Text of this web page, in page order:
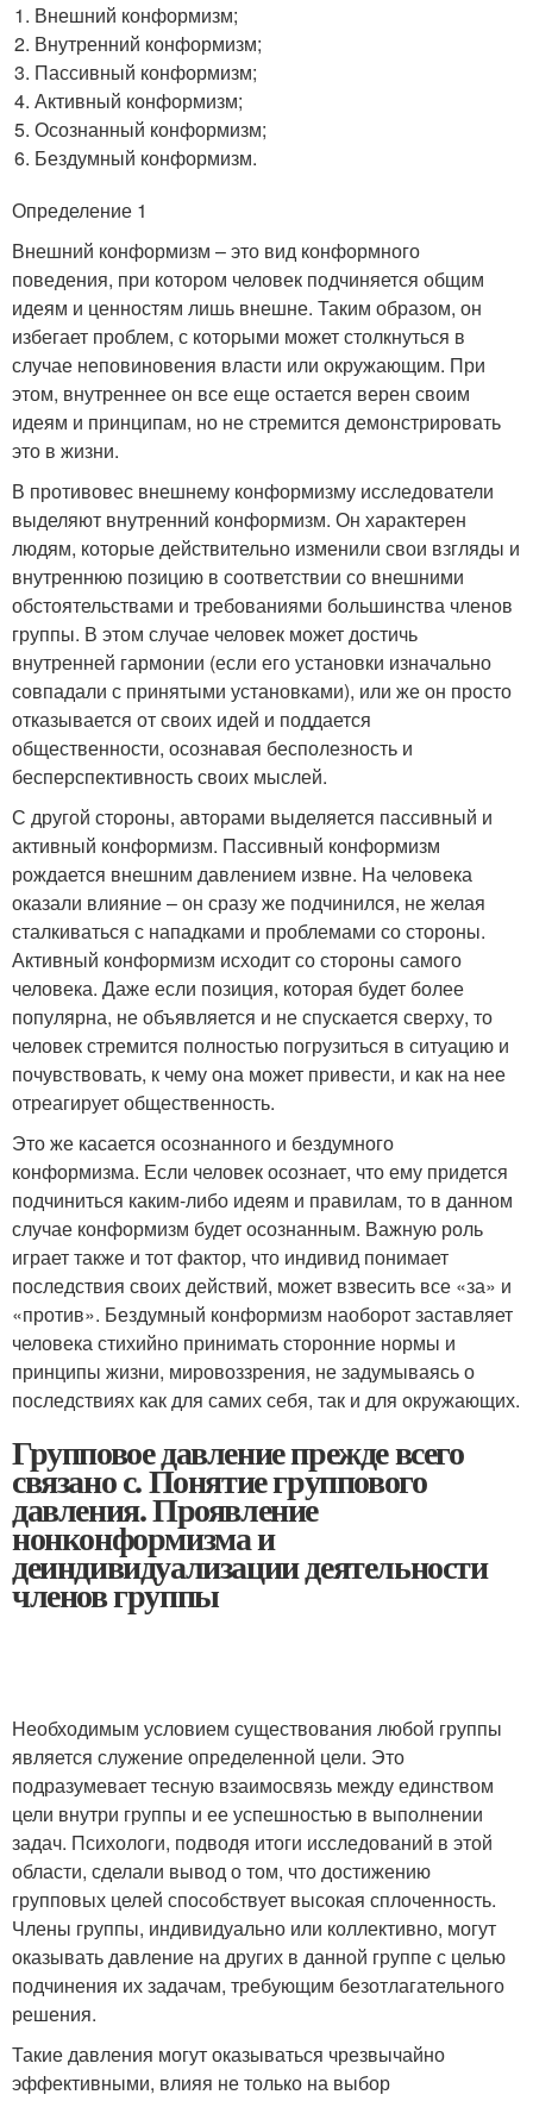
Внешний конформизм;
Внутренний конформизм;
Пассивный конформизм;
Активный конформизм;
Осознанный конформизм;
Бездумный конформизм.
Определение 1
Внешний конформизм – это вид конформного
поведения, при котором человек подчиняется общим
идеям и ценностям лишь внешне. Таким образом, он
избегает проблем, с которыми может столкнуться в
случае неповиновения власти или окружающим. При
этом, внутреннее он все еще остается верен своим
идеям и принципам, но не стремится демонстрировать
это в жизни.
В противовес внешнему конформизму исследователи
выделяют внутренний конформизм. Он характерен
людям, которые действительно изменили свои взгляды и
внутреннюю позицию в соответствии со внешними
обстоятельствами и требованиями большинства членов
группы. В этом случае человек может достичь
внутренней гармонии (если его установки изначально
совпадали с принятыми установками), или же он просто
отказывается от своих идей и поддается
общественности, осознавая бесполезность и
бесперспективность своих мыслей.
С другой стороны, авторами выделяется пассивный и
активный конформизм. Пассивный конформизм
рождается внешним давлением извне. На человека
оказали влияние – он сразу же подчинился, не желая
сталкиваться с нападками и проблемами со стороны.
Активный конформизм исходит со стороны самого
человека. Даже если позиция, которая будет более
популярна, не объявляется и не спускается сверху, то
человек стремится полностью погрузиться в ситуацию и
почувствовать, к чему она может привести, и как на нее
отреагирует общественность.
Это же касается осознанного и бездумного
конформизма. Если человек осознает, что ему придется
подчиниться каким-либо идеям и правилам, то в данном
случае конформизм будет осознанным. Важную роль
играет также и тот фактор, что индивид понимает
последствия своих действий, может взвесить все «за» и
«против». Бездумный конформизм наоборот заставляет
человека стихийно принимать сторонние нормы и
принципы жизни, мировоззрения, не задумываясь о
последствиях как для самих себя, так и для окружающих.
Групповое давление прежде всего
связано с. Понятие группового
давления. Проявление
нонконформизма и
деиндивидуализации деятельности
членов группы
Необходимым условием существования любой группы
является служение определенной цели. Это
подразумевает тесную взаимосвязь между единством
цели внутри группы и ее успешностью в выполнении
задач. Психологи, подводя итоги исследований в этой
области, сделали вывод о том, что достижению
групповых целей способствует высокая сплоченность.
Члены группы, индивидуально или коллективно, могут
оказывать давление на других в данной группе с целью
подчинения их задачам, требующим безотлагательного
решения.
Такие давления могут оказываться чрезвычайно
эффективными, влияя не только на выбор